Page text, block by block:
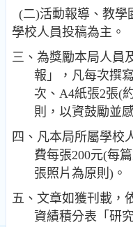
(二)活動報導、教學
學校人員投稿為主。
三、為獎勵本局人員
報」，凡每次撰寫
次、 A4紙張2張(
則，以資鼓勵並
四、凡本局所屬學校
費每張200元(每
張照片為原則 ) 。
五、文章如獲刊載，
資績積分表「研